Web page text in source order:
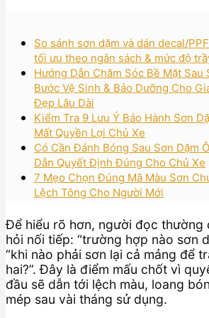
So sánh sơn dặm và dán decal/
tối ưu theo ngân sách & mức độ
Hướng Dẫn Chăm Sóc Bề Mặt
Bước Vệ Sinh & Bảo Dưỡng Cho
Đẹp Lâu Dài
Kiểm Tra 9 Lưu Ý Bảo Hành Sơn
Mất Quyền Lợi Chủ Xe
Có Cần Đánh Bóng Sau Sơn Dặm
Dẫn Quyết Định Đúng Cho Chủ Xe
7 Mẹo Chọn Đúng Mã Màu Sơn
Lệch Tông Cho Người Mới
Để hiểu rõ hơn, người đọc thường
hỏi nối tiếp: “trường hợp nào sơn
“khi nào phải sơn lại cả mảng để
hai?”. Đây là điểm mấu chốt vì
đầu sẽ dẫn tới lệch màu, loang
mép sau vài tháng sử dụng.